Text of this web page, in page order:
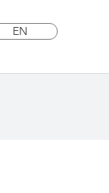
EN